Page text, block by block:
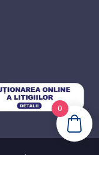
|Politica de
0